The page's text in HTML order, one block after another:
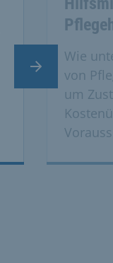
Wie
von
um
Nächster Slide